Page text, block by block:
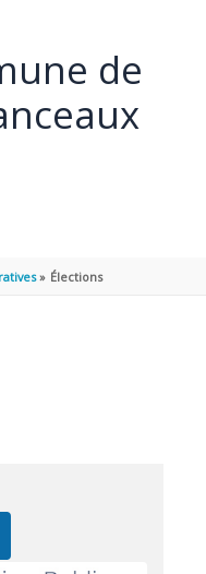
de
Élections